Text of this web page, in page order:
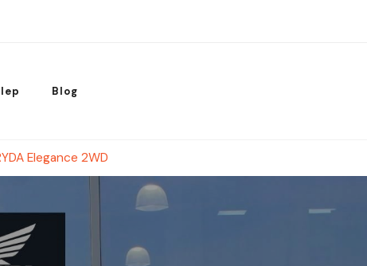
Blog
Elegance 2WD